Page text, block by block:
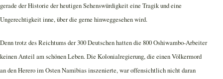
gerade der Historie der heutigen Sehenswürdigkeit eine Tragik und eine
Ungerechtigkeit inne, über die gerne hinweggesehen wird.
Denn trotz des Reichtums der 300 Deutschen hatten die 800 Oshiwambo-Arbeiter
keinen Anteil am schönen Leben. Die Kolonialregierung, die einen Völkermord
an den Herero im Osten Namibias inszenierte, war offensichtlich nicht daran